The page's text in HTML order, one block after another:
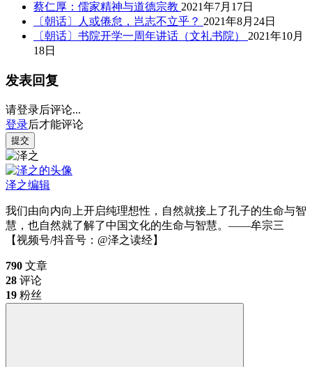
蔡仁厚：儒家精神与道德宗教 2021年7月17日
〔朝话〕人或倦怠，岂志不立乎？ 2021年8月24日
〔朝话〕书院开学一周年讲话（文礼书院）
2021年10月
18日
发表回复
请登录后评论...
登录后才能评论
提交
泽之编辑
我们由向内向上开启纯理想性，自然就接上了孔子的生命与智
慧，也自然就了解了中国文化的生命与智慧。——牟宗三
【视频号/抖音号：@泽之读经】
790 文章
28 评论
19 粉丝